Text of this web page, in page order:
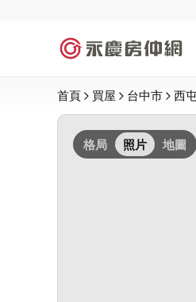
首頁 買屋 台中市 西
格局 照片 地圖